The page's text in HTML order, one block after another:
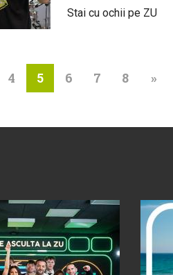
Stai cu ochii pe ZU
4 5 6 7 8 »